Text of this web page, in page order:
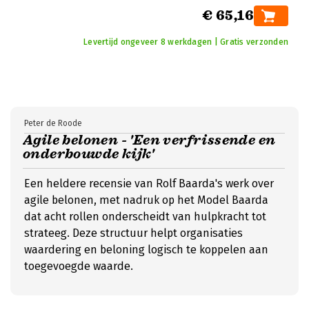
€ 65,16
Levertijd ongeveer 8 werkdagen | Gratis verzonden
Agile belonen - 'Een verfrissende en
onderbouwde kijk'
Peter de Roode
Een heldere recensie van Rolf Baarda's werk over
agile belonen, met nadruk op het Model Baarda
dat acht rollen onderscheidt van hulpkracht tot
strateeg. Deze structuur helpt organisaties
waardering en beloning logisch te koppelen aan
toegevoegde waarde.